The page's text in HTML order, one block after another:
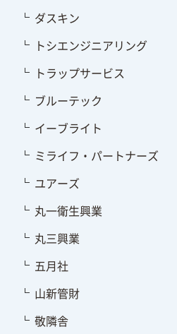
ダスキン
トシエンジニアリング
トラップサービス
ブルーテック
イーブライト
ミライフ・パートナーズ
ユアーズ
丸一衛生興業
丸三興業
五月社
山新管財
敬隣舎